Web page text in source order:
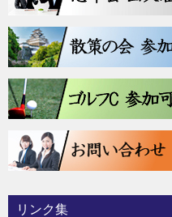
リンク集